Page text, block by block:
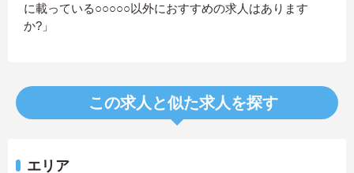
に載っている○○○○○以外におすすめの求人はあります
か?」
この求人と似た求人を探す
エリア